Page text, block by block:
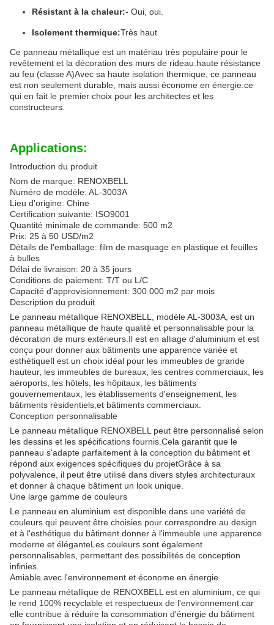
Résistant à la chaleur:- Oui, oui.
Isolement thermique:Très haut
Ce panneau métallique est un matériau très populaire pour le
revêtement et la décoration des murs de rideau.haute résistance
au feu (classe A)Avec sa haute isolation thermique, ce panneau
est non seulement durable, mais aussi économe en énergie.ce
qui en fait le premier choix pour les architectes et les
constructeurs.
Applications:
Introduction du produit
Nom de marque: RENOXBELL
Numéro de modèle: AL-3003A
Lieu d'origine: Chine
Certification suivante: ISO9001
Quantité minimale de commande: 500 m2
Prix: 25 à 50 USD/m2
Détails de l'emballage: film de masquage en plastique et feuilles
à bulles
Délai de livraison: 20 à 35 jours
Conditions de paiement: T/T ou L/C
Capacité d'approvisionnement: 300 000 m2 par mois
Description du produit
Le panneau métallique RENOXBELL, modèle AL-3003A, est un
panneau métallique de haute qualité et personnalisable pour la
décoration de murs extérieurs.Il est en alliage d'aluminium et est
conçu pour donner aux bâtiments une apparence variée et
esthétiqueIl est un choix idéal pour les immeubles de grande
hauteur, les immeubles de bureaux, les centres commerciaux, les
aéroports, les hôtels, les hôpitaux, les bâtiments
gouvernementaux, les établissements d'enseignement, les
bâtiments résidentiels,et bâtiments commerciaux.
Conception personnalisable
Le panneau métallique RENOXBELL peut être personnalisé selon
les dessins et les spécifications fournis.Cela garantit que le
panneau s'adapte parfaitement à la conception du bâtiment et
répond aux exigences spécifiques du projetGrâce à sa
polyvalence, il peut être utilisé dans divers styles architecturaux
et donner à chaque bâtiment un look unique.
Une large gamme de couleurs
Le panneau en aluminium est disponible dans une variété de
couleurs qui peuvent être choisies pour correspondre au design
et à l'esthétique du bâtiment.donner à l'immeuble une apparence
moderne et éléganteLes couleurs sont également
personnalisables, permettant des possibilités de conception
infinies.
Amiable avec l'environnement et économe en énergie
Le panneau métallique de RENOXBELL est en aluminium, ce qui
le rend 100% recyclable et respectueux de l'environnement.car
elle contribue à réduire la consommation d'énergie du bâtiment